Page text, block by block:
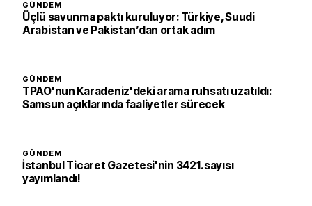
GÜNDEM
Üçlü savunma paktı kuruluyor: Türkiye, Suudi
Arabistan ve Pakistan’dan ortak adım
GÜNDEM
TPAO'nun Karadeniz'deki arama ruhsatı uzatıldı:
Samsun açıklarında faaliyetler sürecek
GÜNDEM
İstanbul Ticaret Gazetesi'nin 3421. sayısı
yayımlandı!